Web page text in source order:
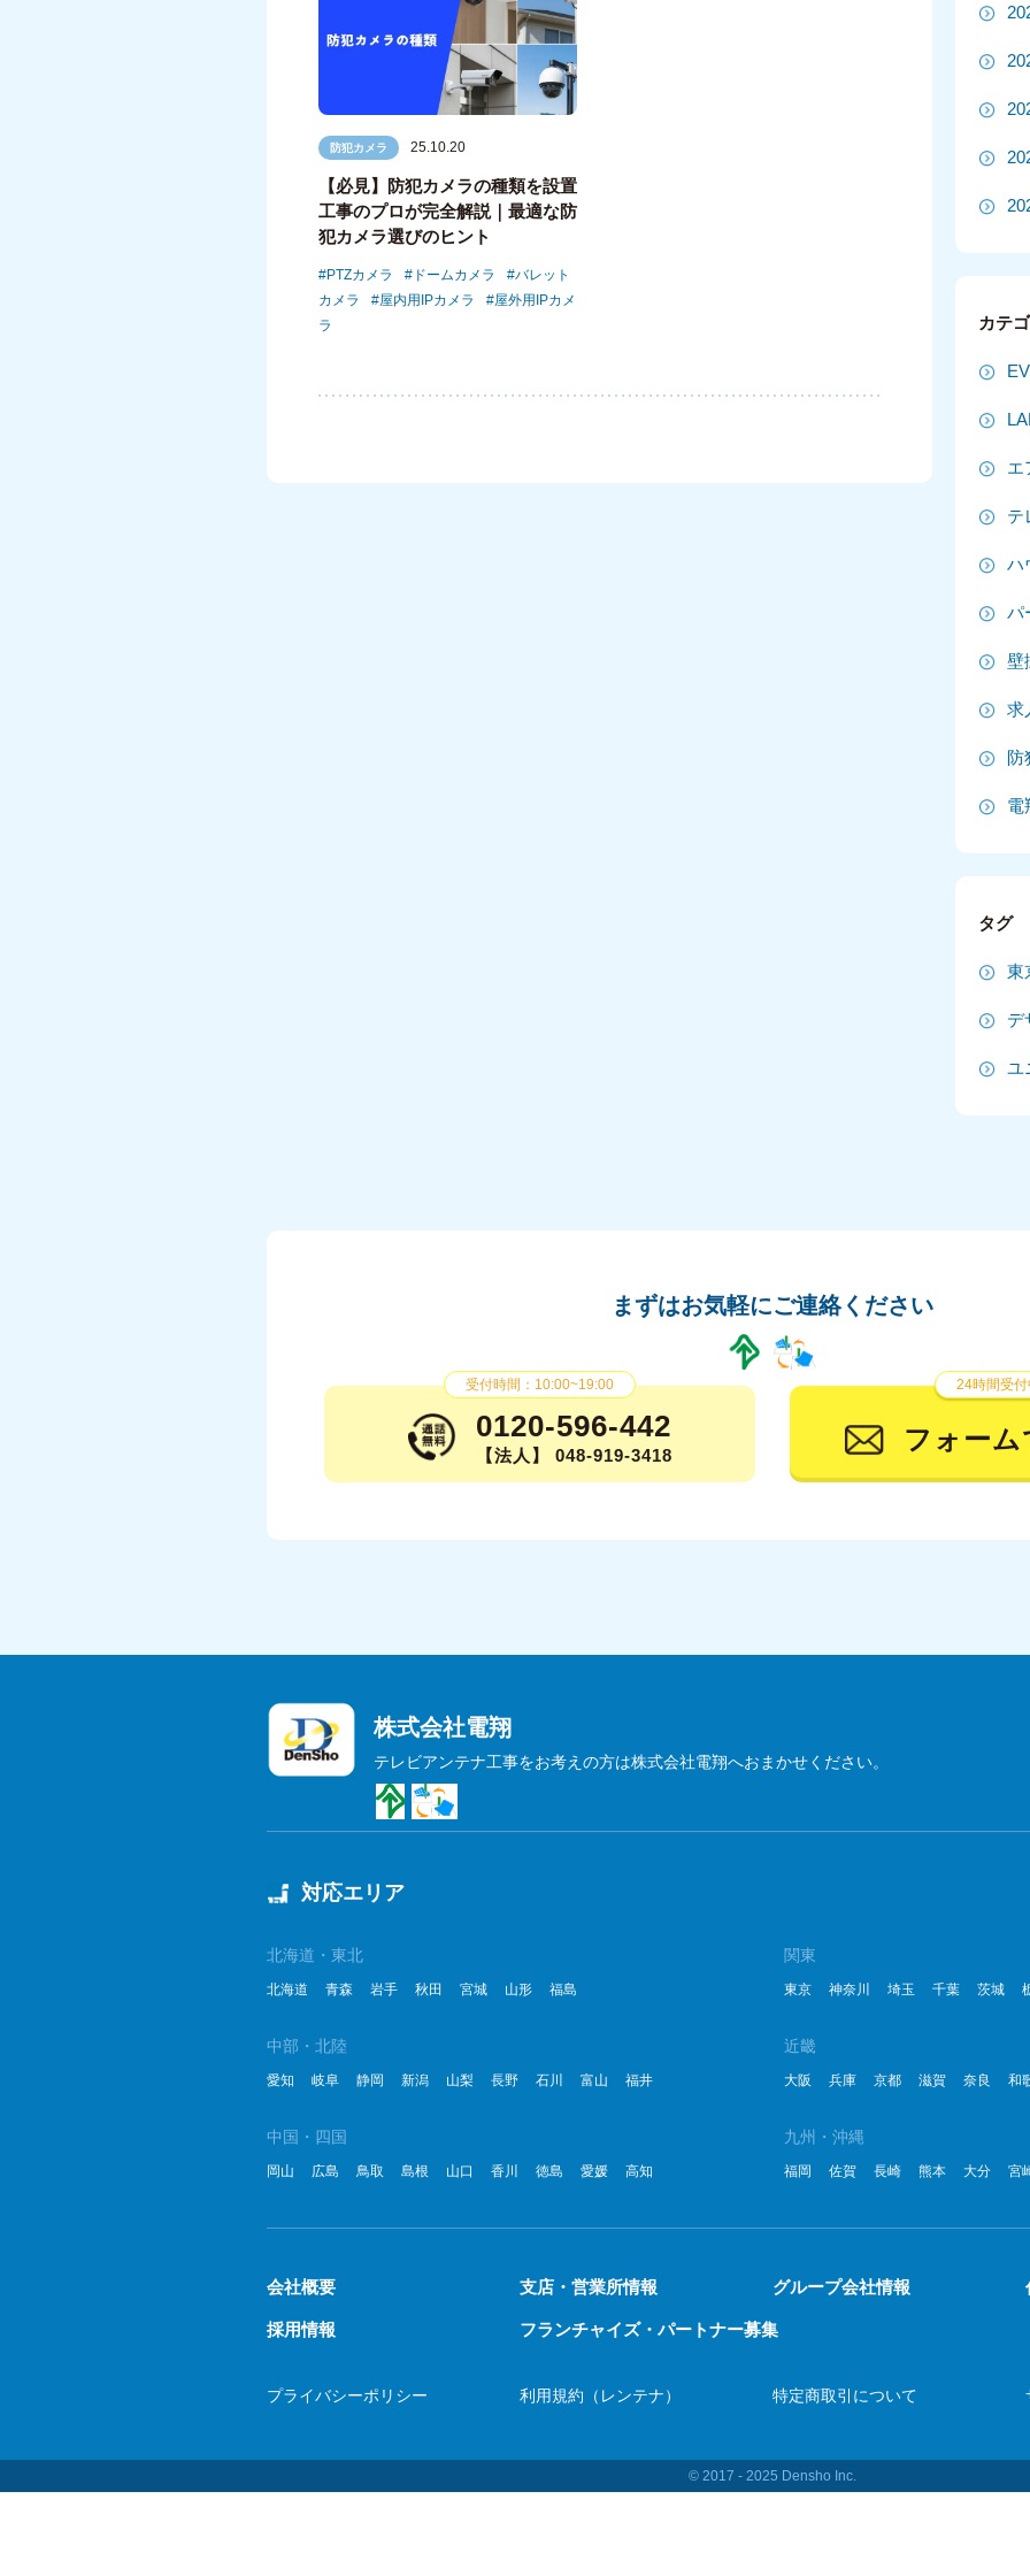
防犯カメラ 25.10.20
【必見】防犯カメラの種類を設置
工事のプロが完全解説｜最適な防
犯カメラ選びのヒント
PTZカメラ ドームカメラ
バレット
カメラ
屋内用IPカメラ
屋外用IPカメ
ラ
カテ
エ
テ
ハ
パ
壁
求
防
電
タグ
東
デ
ユ
まずはお気軽にご連絡ください
受付時間：10:00~19:00
0120-596-442
【法人】 048-919-3418
24時間受付
フォーム
株式会社電翔
テレビアンテナ工事をお考えの方は株式会社電翔へおまかせください。
対応エリア
北海道・東北
北海道 青森 岩手 秋田 宮城 山形 福島
関東
東京 神奈川 埼玉 千葉 茨城
中部・北陸
愛知 岐阜 静岡 新潟 山梨 長野 石川 富山 福井
近畿
大阪 兵庫 京都 滋賀 奈良 和
中国・四国
岡山 広島 鳥取 島根 山口 香川 徳島 愛媛 高知
九州・沖縄
福岡 佐賀 長崎 熊本 大分 宮
会社概要 支店・営業所情報 グループ会社情報
採用情報 フランチャイズ・パートナー募集
プライバシーポリシー 利用規約（レンテナ） 特定商取引について
© 2017 ‐ 2025 Densho Inc.